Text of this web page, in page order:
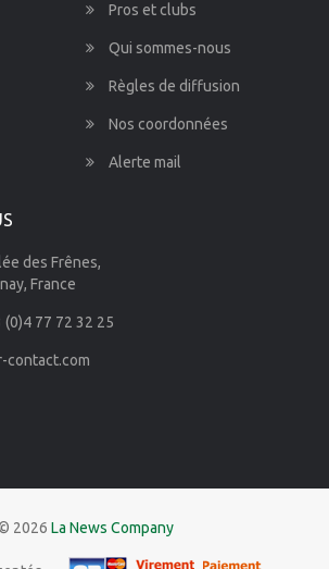
Pros et clubs
Qui sommes-nous
Règles de diffusion
Nos coordonnées
Alerte mail
des Frênes,
France
(0)4 77 72 32 25
contact.com
2026 La News Company